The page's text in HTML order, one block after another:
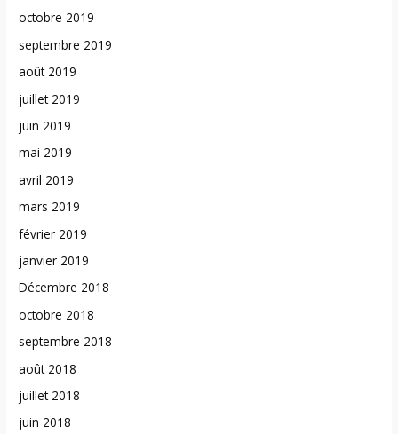
octobre 2019
septembre 2019
août 2019
juillet 2019
juin 2019
mai 2019
avril 2019
mars 2019
février 2019
janvier 2019
Décembre 2018
octobre 2018
septembre 2018
août 2018
juillet 2018
juin 2018